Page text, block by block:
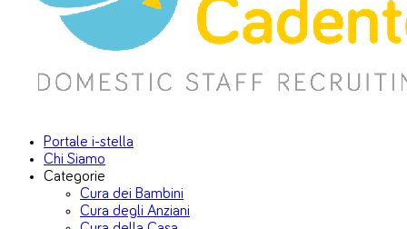
Portale i-stella
Chi Siamo
Categorie
Cura dei Bambini
Cura degli Anziani